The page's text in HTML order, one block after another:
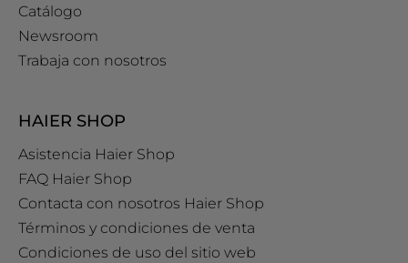
Catálogo
Newsroom
Trabaja con nosotros
HAIER SHOP
Asistencia Haier Shop
FAQ Haier Shop
Contacta con nosotros Haier Shop
Términos y condiciones de venta
Condiciones de uso del sitio web